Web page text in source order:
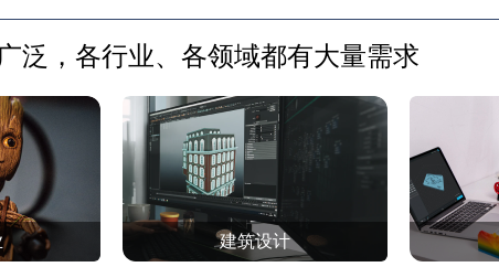
泛，各行业、各领域都有大量需求
建筑设计